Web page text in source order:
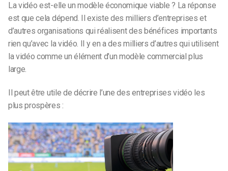
La vidéo est-elle un modèle économique viable ? La réponse
est que cela dépend. Il existe des milliers d’entreprises et
d’autres organisations qui réalisent des bénéfices importants
rien qu’avec la vidéo. Il y en a des milliers d’autres qui utilisent
la vidéo comme un élément d’un modèle commercial plus
large.
Il peut être utile de décrire l’une des entreprises vidéo les
plus prospères :